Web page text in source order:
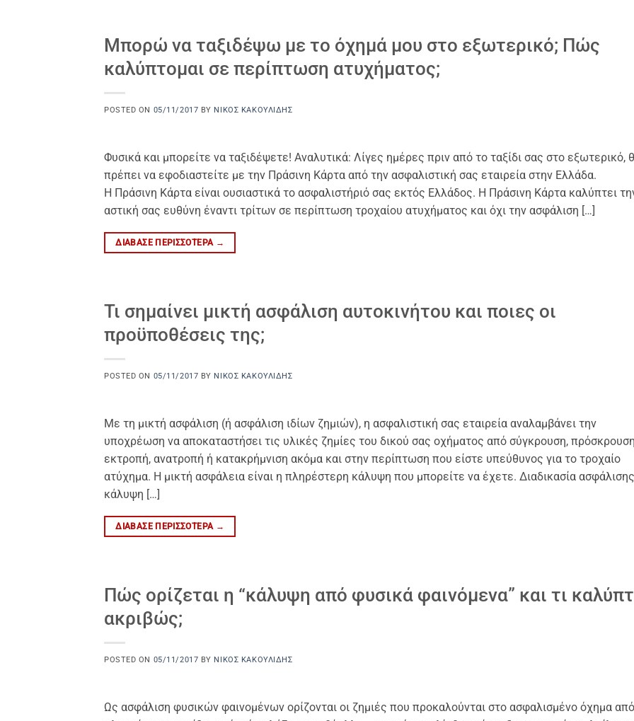
Μπορώ να ταξιδέψω με το όχημά μου στο εξωτερικό; Πώς
καλύπτομαι σε περίπτωση ατυχήματος;
POSTED ON 05/11/2017 BY ΝΊΚΟΣ ΚΑΚΟΥΛΊΔΗΣ
Φυσικά και μπορείτε να ταξιδέψετε! Αναλυτικά: Λίγες ημέρες πριν από το ταξίδι σας στο εξωτερικό,
πρέπει να εφοδιαστείτε με την Πράσινη Κάρτα από την ασφαλιστική σας εταιρεία στην Ελλάδα.
Η Πράσινη Κάρτα είναι ουσιαστικά το ασφαλιστήριό σας εκτός Ελλάδος. Η Πράσινη Κάρτα καλύπτει
αστική σας ευθύνη έναντι τρίτων σε περίπτωση τροχαίου ατυχήματος και όχι την ασφάλιση […]
ΔΙΆΒΑΣΕ ΠΕΡΙΣΣΌΤΕΡΑ →
Τι σημαίνει μικτή ασφάλιση αυτοκινήτου και ποιες οι
προϋποθέσεις της;
POSTED ON 05/11/2017 BY ΝΊΚΟΣ ΚΑΚΟΥΛΊΔΗΣ
Με τη μικτή ασφάλιση (ή ασφάλιση ιδίων ζημιών), η ασφαλιστική σας εταιρεία αναλαμβάνει την
υποχρέωση να αποκαταστήσει τις υλικές ζημίες του δικού σας οχήματος από σύγκρουση,
εκτροπή, ανατροπή ή κατακρήμνιση ακόμα και στην περίπτωση που είστε υπεύθυνος για το τροχαίο
ατύχημα. Η μικτή ασφάλεια είναι η πληρέστερη κάλυψη που μπορείτε να έχετε. Διαδικασία
κάλυψη […]
ΔΙΆΒΑΣΕ ΠΕΡΙΣΣΌΤΕΡΑ →
Πώς ορίζεται η “κάλυψη από φυσικά φαινόμενα” και τι
ακριβώς;
POSTED ON 05/11/2017 BY ΝΊΚΟΣ ΚΑΚΟΥΛΊΔΗΣ
Ως ασφάλιση φυσικών φαινομένων ορίζονται οι ζημιές που προκαλούνται στο ασφαλισμένο όχημα